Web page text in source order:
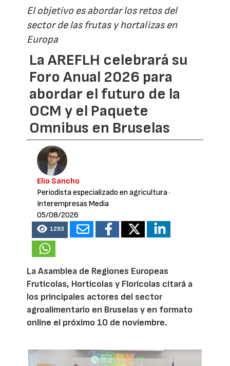
El objetivo es abordar los retos del
sector de las frutas y hortalizas en
Europa
La AREFLH celebrará su
Foro Anual 2026 para
abordar el futuro de la
OCM y el Paquete
Omnibus en Bruselas
Elio Sancho
Periodista especializado en agricultura·
Interempresas Media
05/08/2026
1293
La Asamblea de Regiones Europeas
Frutícolas, Hortícolas y Florícolas citará a
los principales actores del sector
agroalimentario en Bruselas y en formato
online el próximo 10 de noviembre.